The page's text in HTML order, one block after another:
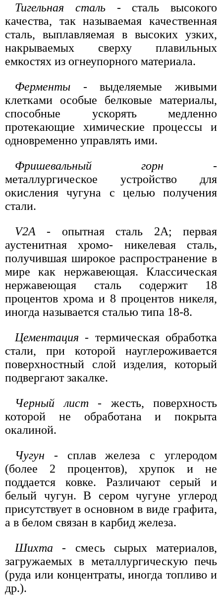
Тигельная сталь- сталь высокого
качества, так называемая качественная
сталь, выплавляемая в высоких узких,
накрываемых сверху плавильных
емкостях из огнеупорного материала.
Ферменты - выделяемые живыми
клетками особые белковые материалы,
способные ускорять медленно
протекающие химические процессы и
одновременно управлять ими.
Фришевальный горн -
металлургическое устройство для
окисления чугуна с целью получения
стали.
V2A - опытная сталь 2А; первая
аустенитная хромо- никелевая сталь,
получившая широкое распространение в
мире как нержавеющая. Классическая
нержавеющая сталь содержит 18
процентов хрома и 8 процентов никеля,
иногда называется сталью типа 18-8.
Цементация - термическая обработка
стали, при которой науглероживается
поверхностный слой изделия, который
подвергают закалке.
Черный лист - жесть, поверхность
которой не обработана и покрыта
окалиной.
Чугун - сплав железа с углеродом
(более 2 процентов), хрупок и не
поддается ковке. Различают серый и
белый чугун. В сером чугуне углерод
присутствует в основном в виде графита,
а в белом связан в карбид железа.
Шихта - смесь сырых материалов,
загружаемых в металлургическую печь
(руда или концентраты, иногда топливо и
др.).